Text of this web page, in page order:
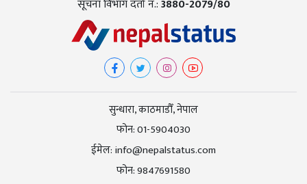
सूचना विभाग दर्ता नं.:3880-2079/80
सुन्धारा, काठमाडौँ, नेपाल
फोन:01-5904030
ईमेल: info@nepalstatus.com
फोन:9847691580